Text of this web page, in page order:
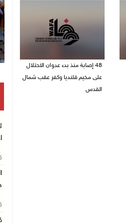
48 إصابة منذ بدء عدوان الاحتلال
على مخيم قلنديا وكفر عقب شمال
القدس